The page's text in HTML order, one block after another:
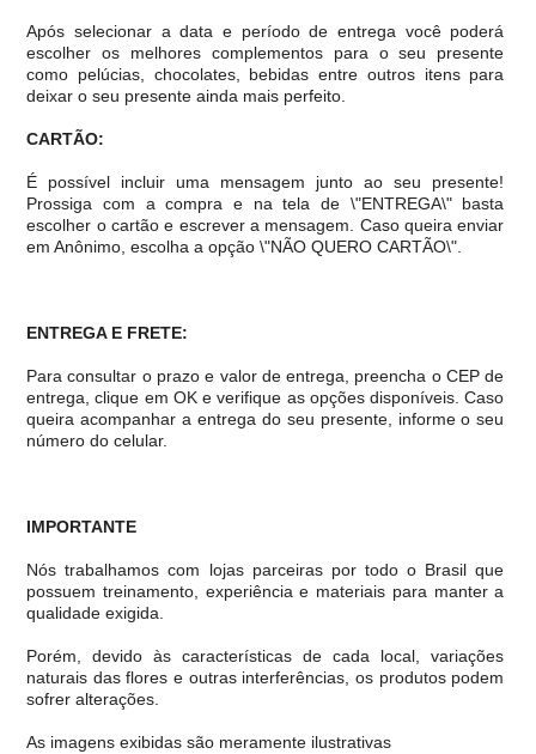
Após selecionar a data e período de entrega você poder
escolher os melhores complementos para o seu presente
como pelúcias, chocolates, bebidas entre outros itens para
deixar o seu presente ainda mais perfeito.
CARTÃO:
É possível incluir uma mensagem junto ao seu presente!
Prossiga com a compra e na tela de \"ENTREGA\" basta
escolher o cartão e escrever a mensagem. Caso queira enviar
em Anônimo, escolha a opção \"NÃO QUERO CARTÃO\".
ENTREGA E FRETE:
Para consultar o prazo e valor de entrega, preencha o CEP de
entrega, clique em OK e verifique as opções disponíveis. Caso
queira acompanhar a entrega do seu presente, informe o seu
número do celular.
IMPORTANTE
Nós trabalhamos com lojas parceiras por todo o Brasil que
possuem treinamento, experiência e materiais para manter a
qualidade exigida.
Porém, devido às características de cada local, variações
naturais das flores e outras interferências, os produtos podem
sofrer alterações.
As imagens exibidas são meramente ilustrativas